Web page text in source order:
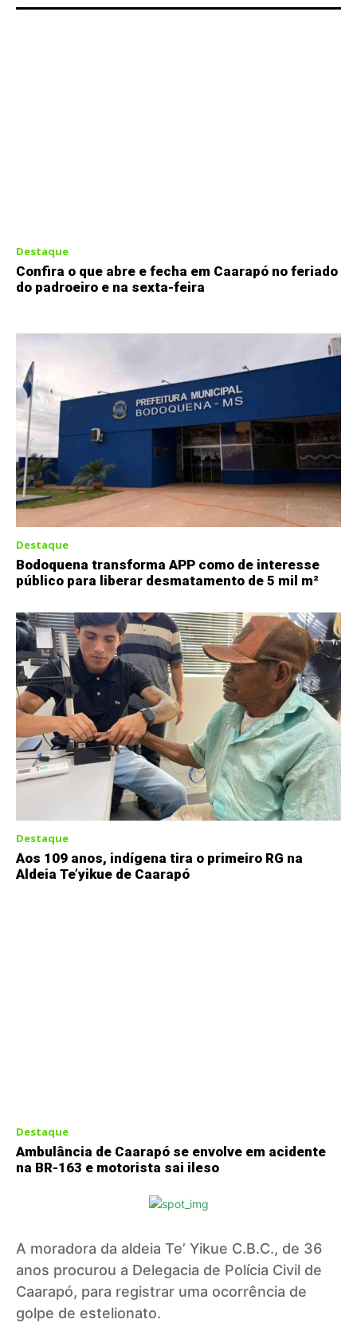
Destaque
Confira o que abre e fecha em Caarapó no feriado
do padroeiro e na sexta-feira
Destaque
Bodoquena transforma APP como de interesse
público para liberar desmatamento de 5 mil m²
Destaque
Aos 109 anos, indígena tira o primeiro RG na
Aldeia Te’yikue de Caarapó
Destaque
Ambulância de Caarapó se envolve em acidente
na BR-163 e motorista sai ileso
A moradora da aldeia Te’ Yikue C.B.C., de 36
anos procurou a Delegacia de Polícia Civil de
Caarapó, para registrar uma ocorrência de
golpe de estelionato.